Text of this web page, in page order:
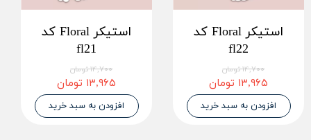
استیکر Floral کد
fl22
۱۴,۷۰۰ تومان
۱۳,۹۶۵ تومان
افزودن به سبد خرید
استیکر Floral کد
fl21
۱۴,۷۰۰ تومان
۱۳,۹۶۵ تومان
افزودن به سبد خرید